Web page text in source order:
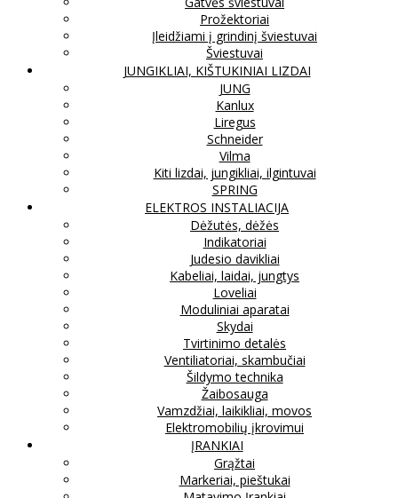
Prožektoriai
Įleidžiami į grindinį šviestuvai
Šviestuvai
JUNGIKLIAI, KIŠTUKINIAI LIZDAI
JUNG
Kanlux
Liregus
Schneider
Vilma
Kiti lizdai, jungikliai, ilgintuvai
SPRING
ELEKTROS INSTALIACIJA
Dėžutės, dėžės
Indikatoriai
Judesio davikliai
Kabeliai, laidai, jungtys
Loveliai
Moduliniai aparatai
Skydai
Tvirtinimo detalės
Ventiliatoriai, skambučiai
Šildymo technika
Žaibosauga
Vamzdžiai, laikikliai, movos
Elektromobilių įkrovimui
ĮRANKIAI
Grąžtai
Markeriai, pieštukai